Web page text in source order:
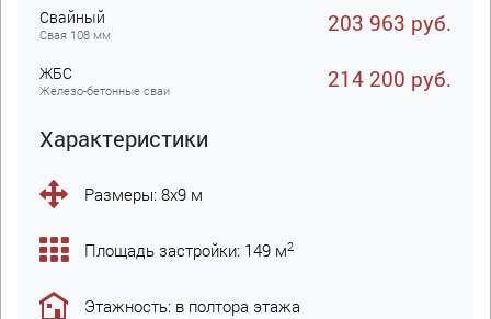
Свайный
Свая 108 мм 203 963 руб.
ЖБC
Железо-бетонные сваи 214 200 руб.
Характеристики
Размеры: 8х9 м
Площадь застройки: 149 м2
Этажность: в полтора этажа